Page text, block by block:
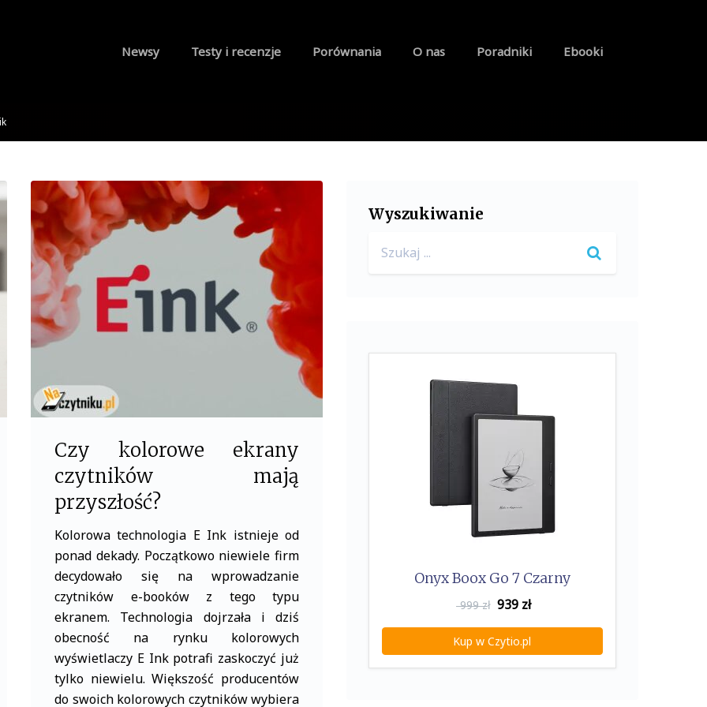
Newsy Testy i recenzje Porównania O nas Poradniki Ebooki
Czy kolorowe ekrany
czytników mają
przyszłość?
Kolorowa technologia E Ink istnieje od
ponad dekady. Początkowo niewiele firm
decydowało się na wprowadzanie
czytników e-booków z tego typu
ekranem. Technologia dojrzała i dziś
obecność na rynku kolorowych
wyświetlaczy E Ink potrafi zaskoczyć już
tylko niewielu. Większość producentów
do swoich kolorowych czytników wybiera
Wyszukiwanie
for:
Onyx Boox Go 7 Czarny
999 zł 939zł
Kup w Czytio.pl